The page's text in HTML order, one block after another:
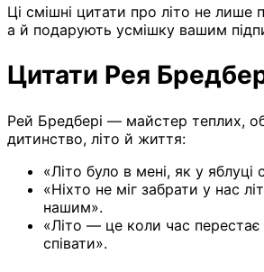
Ці смішні цитати про літо не лише
а й подарують усмішку вашим
Цитати Рея
Рей Бредбері — майстер теплих,
дитинство, літо й життя:
«Літо було в мені, як у яблуці
«Ніхто не міг забрати у нас
нашим».
«Літо — це коли час
співати».